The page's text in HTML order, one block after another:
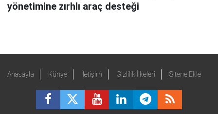
yönetimine zırhlı araç desteği
Anasayfa Künye İletişim Gizlilik İlkeleri Sitene Ekle